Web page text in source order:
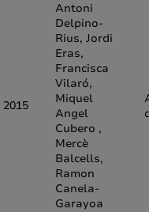
2015
Antoni
Delpino-
Rius, Jordi
Eras,
Francisca
Vilaró,
Miquel
Angel
Cubero ,
Mercè
Balcells,
Ramon
Canela-
Garayoa